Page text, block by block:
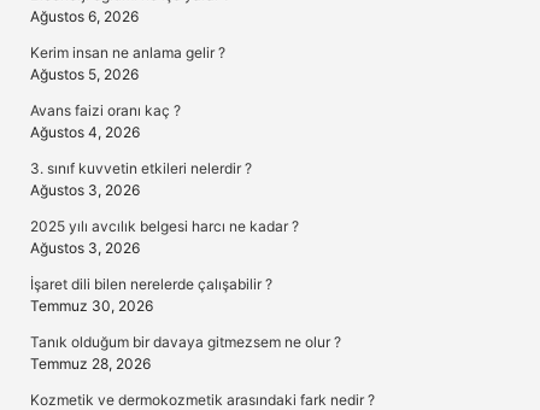
Ağustos 6, 2026
Kerim insan ne anlama gelir ?
Ağustos 5, 2026
Avans faizi oranı kaç ?
Ağustos 4, 2026
3. sınıf kuvvetin etkileri nelerdir ?
Ağustos 3, 2026
2025 yılı avcılık belgesi harcı ne kadar ?
Ağustos 3, 2026
İşaret dili bilen nerelerde çalışabilir ?
Temmuz 30, 2026
Tanık olduğum bir davaya gitmezsem ne olur ?
Temmuz 28, 2026
Kozmetik ve dermokozmetik arasındaki fark nedir ?